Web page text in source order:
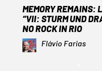
MEMORY REMAINS:
“VII: STURM UND
NO ROCK IN RIO
Flávio Farias